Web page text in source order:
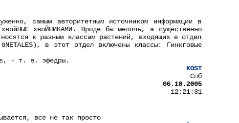
самым авторитетным источником информации в
хвоЙНИКАМИ. Вроде бы мелочь, а существенно
к разным классам растений, входящих в отдел
в этот отдел включены классы: Гинкговые
- т. е. эфедры.
KOST
Спб
06.10.2005
12:21:31
все не так просто